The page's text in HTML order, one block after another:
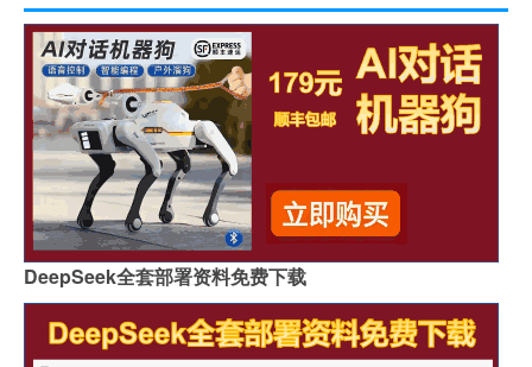
DeepSeek全套部署资料免费下载